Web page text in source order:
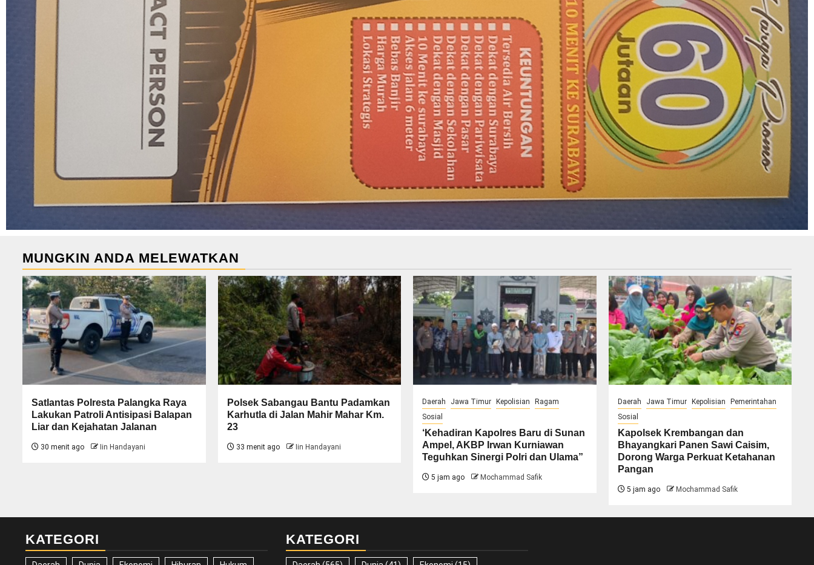
MUNGKIN ANDA MELEWATKAN
Satlantas Polresta Palangka Raya
Lakukan Patroli Antisipasi Balapan
Liar dan Kejahatan Jalanan
30 menit ago Iin Handayani
Polsek Sabangau Bantu Padamkan
Karhutla di Jalan Mahir Mahar Km.
23
33 menit ago Iin Handayani
Daerah Jawa Timur Kepolisian
Ragam
Sosial
‘Kehadiran Kapolres Baru di Sunan
Ampel, AKBP Irwan Kurniawan
Teguhkan Sinergi Polri dan Ulama”
5 jam ago Mochammad Safik
Daerah Jawa Timur Kepolisian
Pemerintahan
Sosial
Kapolsek Krembangan dan
Bhayangkari Panen Sawi Caisim,
Dorong Warga Perkuat Ketahanan
Pangan
5 jam ago Mochammad Safik
KATEGORI KATEGORI